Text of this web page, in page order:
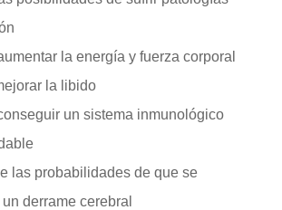
la energía y fuerza corporal
la libido
un sistema inmunológico
las probabilidades de que se
derrame cerebral